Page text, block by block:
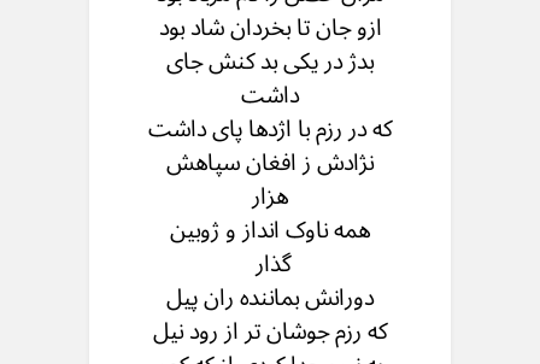
ازو جان تا بخردان شاد بود
بدژ در یکی بد کنش جای
داشت
که در رزم با اژدها پای داشت
نژادش ز افغان سپاهش
هزار
همه ناوک انداز و ژوبین
گذار
دورانش بماننده ران پیل
که رزم جوشان تر از رود نیل